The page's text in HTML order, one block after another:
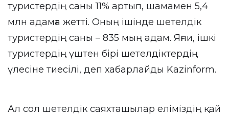
туристердің саны 11% артып, шамамен 5,4
млн адамға жетті. Оның ішінде шетелдік
туристердің саны – 835 мың адам. Яғни, ішкі
туристердің үштен бірі шетелдіктердің
үлесіне тиесілі, деп хабарлайды Kazinform.
Ал сол шетелдік саяхташылар еліміздің қай